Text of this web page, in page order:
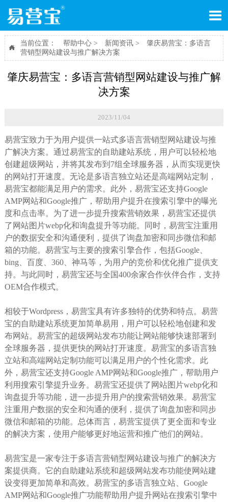


当前位置： 帮助中心> 新闻资讯>
肇庆易营宝：多语言
营销型网站建设与推广解决方案
肇庆易营宝：多语言营销型网站建设与推广解
决方案
2023/11/04
易营宝致力于为用户提供一站式多语言营销型网站建设与推
广解决方案。通过易营宝的自助建站系统，用户可以轻松地
创建超级网站，并将其发布到7组全球服务器，从而实现更快
的网站打开速度。无论是多语言独立站还是高端网站定制，
易营宝都能满足用户的需求。此外，易营宝还支持Google
AMP网站和Google推广，帮助用户提升在搜索引擎中的曝光
度和点击率。为了进一步提升搜索营销效果，易营宝还提供
了网站图片webp化和询盘提升等功能。同时，易营宝注重用
户的数据安全和沟通便利，提供了询盘加密和同步微信和邮
箱的功能。易营宝与主要的搜索引擎合作，包括Google、
bing、百度、360、神马等，为用户的竞价和优化推广提供支
持。与此同时，易营宝还与全国400余家合作伙伴合作，支持
OEM合作模式。
相较于Wordpress，易营宝具有许多独特的优势和特点。易营
宝的自助建站系统更加简单易用，用户可以轻松地创建和发
布网站。易营宝的超级网站发布功能让网站能够快速部署到
全球服务器，提供更快的网站打开速度。易营宝的多语言独
立站和高端网站定制功能可以满足用户的个性化需求。此
外，易营宝还支持Google AMP网站和Google推广，帮助用户
利用搜索引擎提升业务。易营宝还提供了网站图片webp化和
询盘提升等功能，进一步提升用户的搜索营销效果。易营宝
注重用户数据的安全和沟通的便利，提供了询盘加密和同步
微信和邮箱的功能。总体而言，易营宝提供了更全面和专业
的解决方案，使用户能够更好地运营和推广他们的网站。
易营宝是一家专注于多语言营销型网站建设与推广的解决方
案提供商。它的自助建站系统和超级网站发布功能使网站建
设变得更加简单和高效。易营宝的多语言独立站、Google
AMP网站和Google推广功能帮助用户提升网站在搜索引擎中